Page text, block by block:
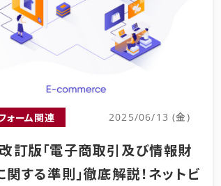
ォーム関連 2025/06/13 (金)
訂版「電子商取引及び情報財
する準則」徹底解説！ネットビ